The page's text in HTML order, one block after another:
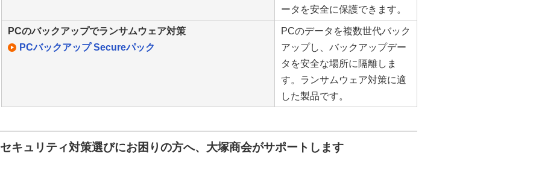
ータを安全に保護できます。
PCのバックアップでランサムウェア対策
PCバックアップ Secureパック
PCのデータを複数世代バック
アップし、バックアップデー
タを安全な場所に隔離しま
す。ランサムウェア対策に適
した製品です。
セキュリティ対策選びにお困りの方へ、大塚商会がサポートします